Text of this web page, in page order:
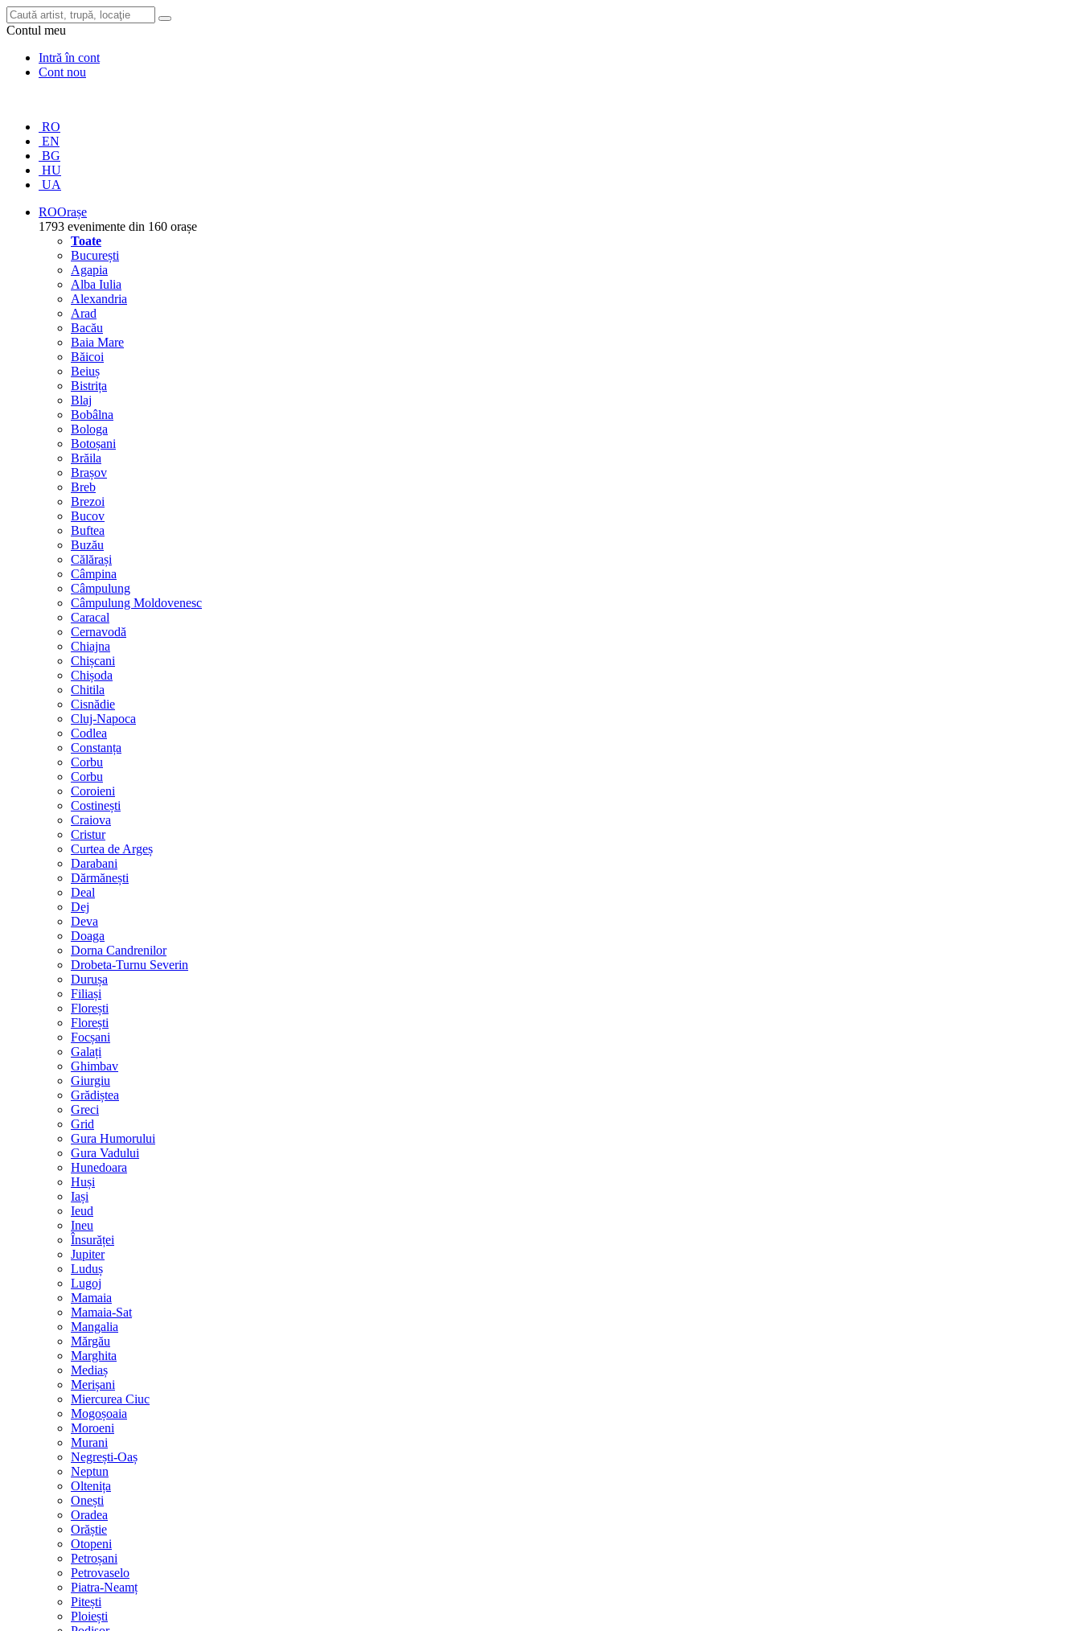
Contul meu
Intră în cont
Cont nou
RO
EN
BG
HU
UA
ROOrașe
1793 evenimente din 160 orașe
Toate
București
Agapia
Alba Iulia
Alexandria
Arad
Bacău
Baia Mare
Băicoi
Beiuș
Bistrița
Blaj
Bobâlna
Bologa
Botoșani
Brăila
Brașov
Breb
Brezoi
Bucov
Buftea
Buzău
Călărași
Câmpina
Câmpulung
Câmpulung Moldovenesc
Caracal
Cernavodă
Chiajna
Chișcani
Chișoda
Chitila
Cisnădie
Cluj-Napoca
Codlea
Constanța
Corbu
Corbu
Coroieni
Costinești
Craiova
Cristur
Curtea de Argeș
Darabani
Dărmănești
Deal
Dej
Deva
Doaga
Dorna Candrenilor
Drobeta-Turnu Severin
Durușa
Filiași
Florești
Florești
Focșani
Galați
Ghimbav
Giurgiu
Grădiștea
Greci
Grid
Gura Humorului
Gura Vadului
Hunedoara
Huși
Iași
Ieud
Ineu
Însurăței
Jupiter
Luduș
Lugoj
Mamaia
Mamaia-Sat
Mangalia
Mărgău
Marghita
Mediaș
Merișani
Miercurea Ciuc
Mogoșoaia
Moroeni
Murani
Negrești-Oaș
Neptun
Oltenița
Onești
Oradea
Orăștie
Otopeni
Petroșani
Petrovaselo
Piatra-Neamț
Pitești
Ploiești